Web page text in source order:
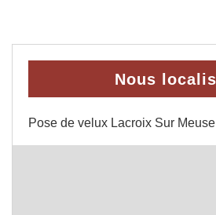
Nous
Pose de velux Lacroix Sur Meuse